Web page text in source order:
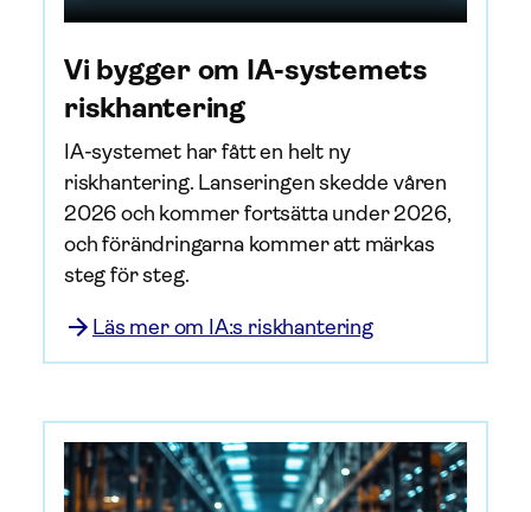
Vi bygger om IA-systemets
riskhantering
IA-systemet har fått en helt ny
riskhantering. Lanseringen skedde våren
2026 och kommer fortsätta under 2026,
och förändringarna kommer att märkas
steg för steg.
Läs mer om IA:s riskhantering